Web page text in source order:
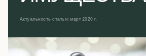
Актуальность статьи: март 2020 г.